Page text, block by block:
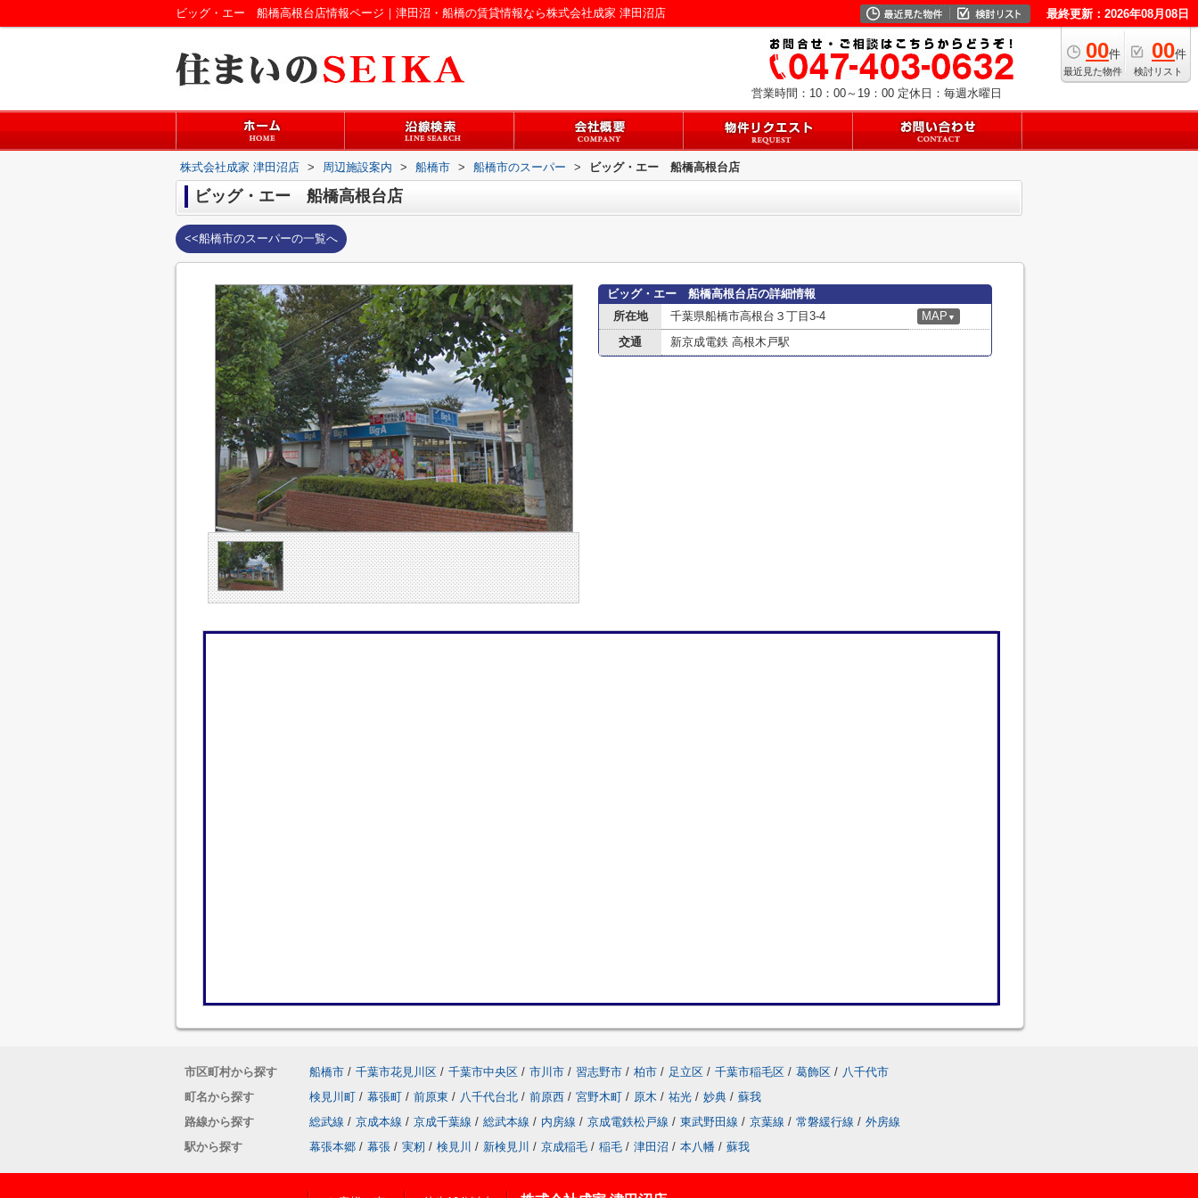
ビッグ・エー 船橋高根台店情報ページ｜津田沼・船橋の賃貸情報なら株式会社成家 津田沼店 最終更新：2026年08月08日
00件
最近見た物件
00件
検討リスト
営業時間：10：00～19：00 定休日：毎週水曜日
株式会社成家 津田沼店 > 周辺施設案内 > 船橋市 > 船橋市のスーパー > ビッグ・エー 船橋高根台店
ビッグ・エー 船橋高根台店
<<船橋市のスーパーの一覧へ
ビッグ・エー 船橋高根台店の詳細情報
所在地
千葉県船橋市高根台３丁目3-4 MAP ▼
交通 新京成電鉄 高根木戸駅
市区町村から探す 船橋市 / 千葉市花見川区 / 千葉市中央区 / 市川市 / 習志野市 / 柏市 / 足立区 / 千葉市稲毛区 / 葛飾区 / 八千代市
町名から探す
検見川町 / 幕張町 / 前原東 / 八千代台北 / 前原西 / 宮野木町 / 原木 / 祐光 / 妙典 / 蘇我
路線から探す
総武線 / 京成本線 / 京成千葉線 / 総武本線 / 内房線 / 京成電鉄松戸線 / 東武野田線 / 京葉線 / 常磐緩行線 / 外房線
駅から探す
幕張本郷 / 幕張 / 実籾 / 検見川 / 新検見川 / 京成稲毛 / 稲毛 / 津田沼 / 本八幡 / 蘇我